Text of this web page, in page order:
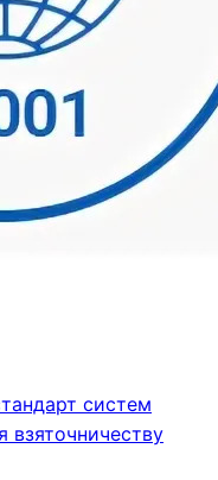
систем
взяточничеству